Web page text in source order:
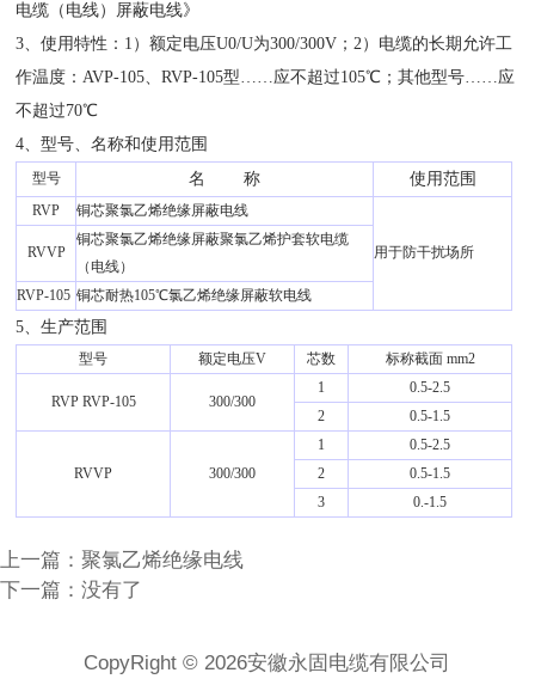
电缆（电线）屏蔽电线》
3、使用特性：1）额定电压U0/U为300/300V；2）电缆的长期允许工
作温度：AVP-105、RVP-105型……应不超过105℃；其他型号……应
不超过70℃
4、型号、名称和使用范围
型号 名 称 使用范围
RVP 铜芯聚氯乙烯绝缘屏蔽电线
用于防干扰场所
RVVP
铜芯聚氯乙烯绝缘屏蔽聚氯乙烯护套软电缆
（电线）
RVP-105 铜芯耐热105℃氯乙烯绝缘屏蔽软电线
5、生产范围
型号 额定电压V 芯数 标称截面 mm2
RVP RVP-105 300/300
1
0.5-2.5
2
0.5-1.5
RVVP 300/300
1
0.5-2.5
2
0.5-1.5
3
0.-1.5
上一篇： 聚氯乙烯绝缘电线
下一篇：没有了
CopyRight © 2026安徽永固电缆有限公司